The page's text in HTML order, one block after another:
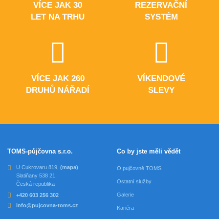
VÍCE JAK 30
LET NA TRHU
REZERVAČNÍ
SYSTÉM
VÍCE JAK 260
DRUHŮ NÁŘADÍ
VÍKENDOVÉ
SLEVY
TOMS-půjčovna s.r.o.
U Cukrovaru 819, (mapa)
Slatiňany 538 21,
Česká republika
+420 603 256 302
info@pujcovna-toms.cz
Co by jste měli vědět
O pujčovně TOMS
Ostatní služby
Galerie
Kariéra